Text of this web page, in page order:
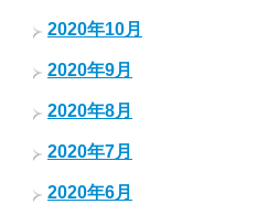
2020年10月
2020年9月
2020年8月
2020年7月
2020年6月